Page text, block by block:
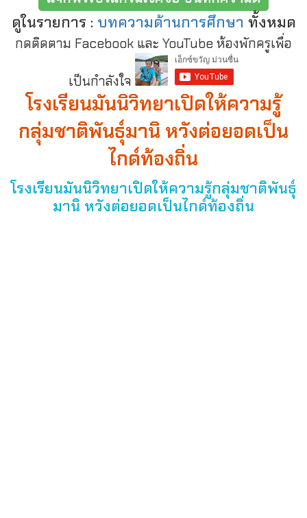
ดูในรายการ : บทความด้านการศึกษา ทั้งหมด
กดติดตาม Facebook และ YouTube ห้องพักครูเพื่อ
เป็นกำลังใจ
โรงเรียนมันนิวิทยาเปิดให้ความรู้
กลุ่มชาติพันธุ์มานิ หวังต่อยอดเป็น
ไกด์ท้องถิ่น
โรงเรียนมันนิวิทยาเปิดให้ความรู้กลุ่มชาติพันธุ์
มานิ หวังต่อยอดเป็นไกด์ท้องถิ่น